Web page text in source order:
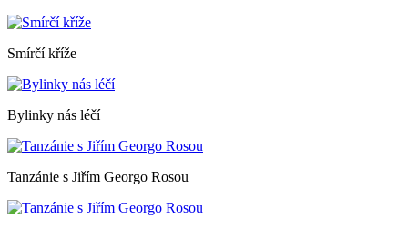
Smírčí kříže
Bylinky nás léčí
Tanzánie s Jiřím Georgo Rosou